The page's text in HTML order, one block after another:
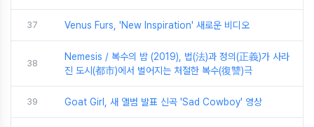
37 Venus Furs, 'New Inspiration' 새로운 비디오
38
Nemesis / 복수의 밤 (2019), 법(法)과 정의(正義)가 사라
진 도시(都市)에서 벌어지는 처절한 복수(復讐)극
39 Goat Girl, 새 앨범 발표 신곡 'Sad Cowboy' 영상